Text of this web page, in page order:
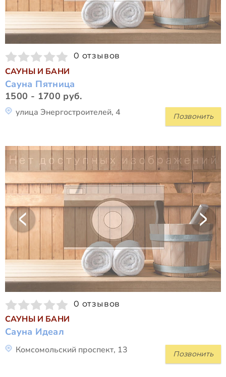
0 отзывов
САУНЫ И БАНИ
Сауна Пятница
1500 - 1700 руб.
Позвонить
улица Энергостроителей, 4
0 отзывов
САУНЫ И БАНИ
Сауна Идеал
Позвонить
Комсомольский проспект, 13